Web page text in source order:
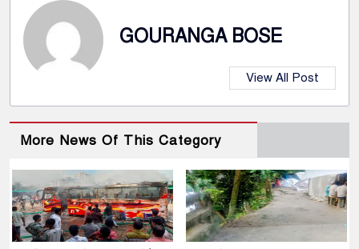
GOURANGA BOSE
View All Post
More News Of This Category